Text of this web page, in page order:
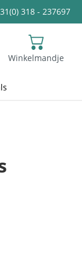
318 - 237697
Winkelmandje